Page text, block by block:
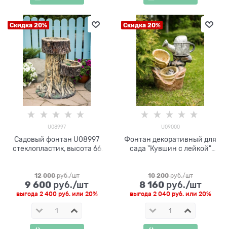
Скидка 20%
U08997
Садовый фонтан U08997
стеклопластик, высота 66
12 000 руб./шт
9 600 руб./шт
выгода 2 400 руб.или 20%
Скидка 20%
U09000
Фонтан декоративный для
сада "Кувшин с лейкой"
10 200 руб./шт
8 160 руб./шт
выгода 2 040 руб.или 20%